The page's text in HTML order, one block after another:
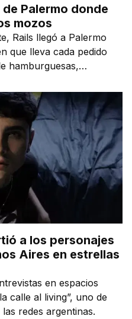
Palermo donde
mozos
Rails llegó a Palermo
que lleva cada pedido
hamburguesas,
a los personajes
Aires en estrellas
en espacios
calle al living”, uno de
redes argentinas.